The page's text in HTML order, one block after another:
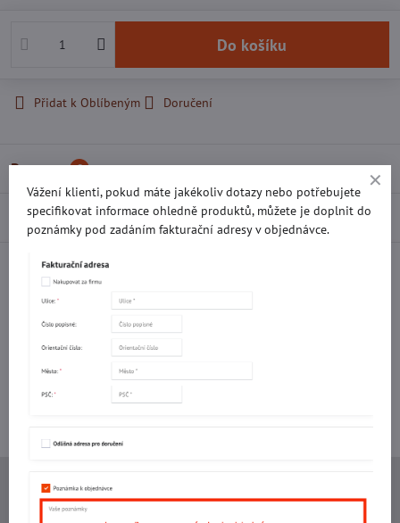
Do košíku
Přidat k Oblíbeným Doručení
Recenze 0
Diskuse 0
FacebookTwitter
Potřebujete poradit s objednávkou?
Kontaktujte nás:
+420 577 523 563
Ing. Vojtěch Lečbych - IVL
Vážení klienti, pokud máte jakékoliv dotazy nebo potřebujete
specifikovat informace ohledně produktů, můžete je doplnit do
poznámky pod zadáním fakturační adresy v objednávce.